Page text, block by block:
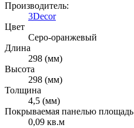
Производитель:
3Decor
Цвет
Серо-оранжевый
Длина
298 (мм)
Высота
298 (мм)
Толщина
4,5 (мм)
Покрываемая панелью площадь
0,09 кв.м